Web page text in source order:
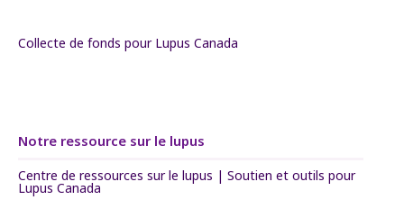
Collecte de fonds pour Lupus Canada
Notre ressource sur le lupus
Centre de ressources sur le lupus | Soutien et outils pour
Lupus Canada